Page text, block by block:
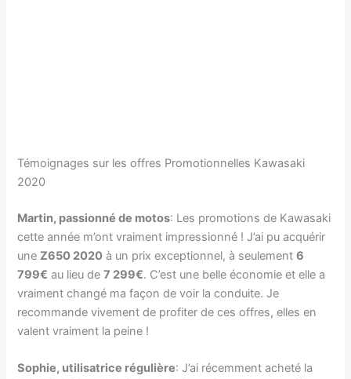
Témoignages sur les offres Promotionnelles Kawasaki
2020
Martin, passionné de motos: Les promotions de Kawasaki
cette année m’ont vraiment impressionné ! J’ai pu acquérir
uneZ650 2020 à un prix exceptionnel, à seulement6
799€ au lieu de7 299€. C’est une belle économie et elle a
vraiment changé ma façon de voir la conduite. Je
recommande vivement de profiter de ces offres, elles en
valent vraiment la peine !
Sophie, utilisatrice régulière: J’ai récemment acheté la